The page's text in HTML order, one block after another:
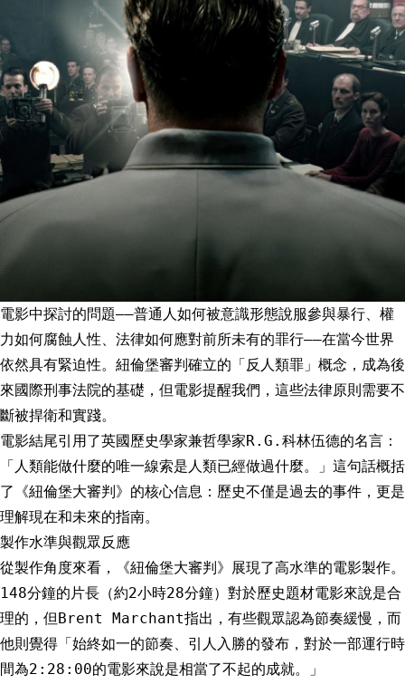
電影中探討的問題——普通人如何被意識形態說服參與暴行、權
力如何腐蝕人性、法律如何應對前所未有的罪行——在當今世界
依然具有緊迫性。紐倫堡審判確立的「反人類罪」概念，成為後
來國際刑事法院的基礎，但電影提醒我們，這些法律原則需要不
斷被捍衛和實踐。
電影結尾引用了英國歷史學家兼哲學家R.G.科林伍德的名言：
「人類能做什麼的唯一線索是人類已經做過什麼。」這句話概括
了《紐倫堡大審判》的核心信息：歷史不僅是過去的事件，更是
理解現在和未來的指南。
製作水準與觀眾反應
從製作角度來看，《紐倫堡大審判》展現了高水準的電影製作。
148分鐘的片長（約2小時28分鐘）對於歷史題材電影來說是合
理的，但Brent Marchant指出，有些觀眾認為節奏緩慢，而
他則覺得「始終如一的節奏、引人入勝的發布，對於一部運行時
間為2:28:00的電影來說是相當了不起的成就。」